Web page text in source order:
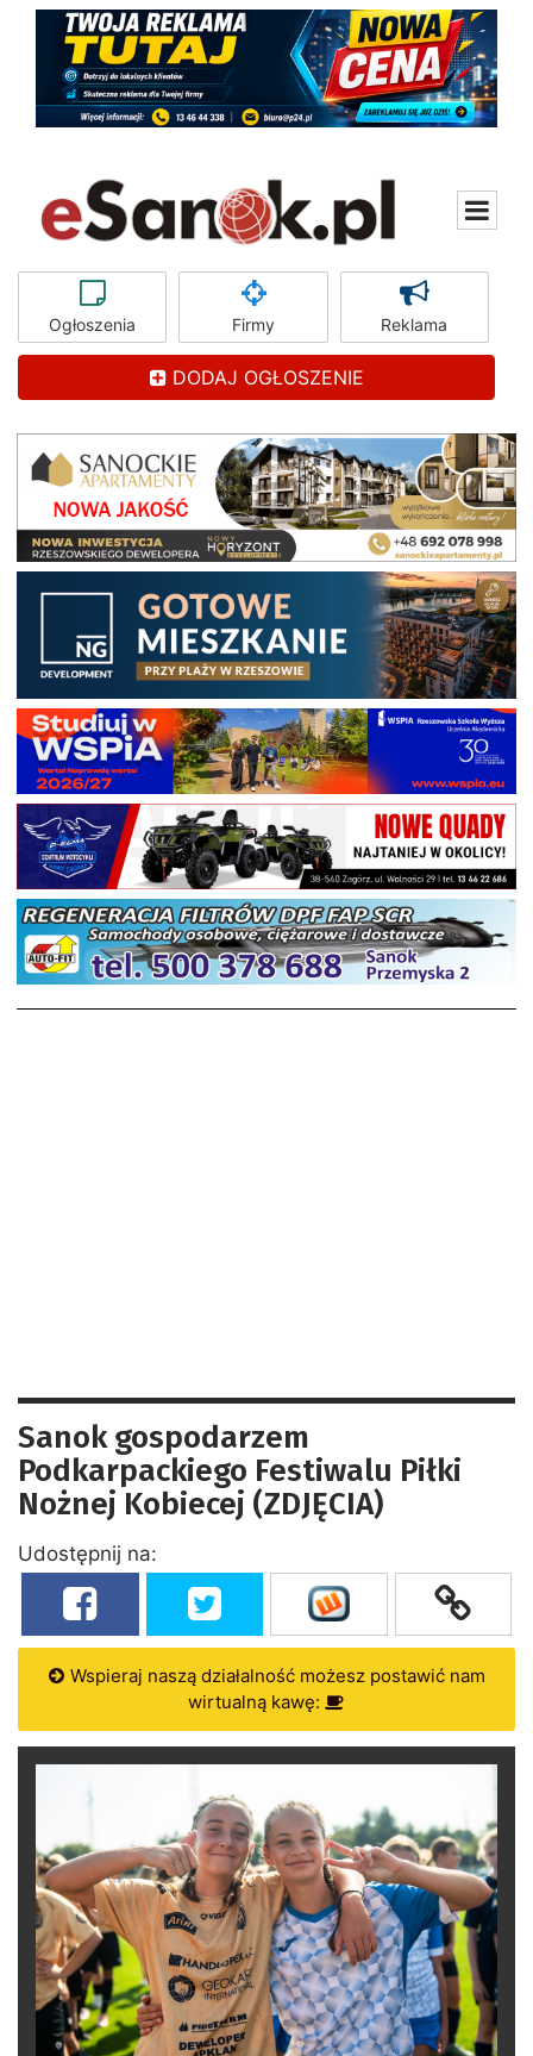
Ogłoszenia Firmy Reklama
DODAJ OGŁOSZENIE
Sanok gospodarzem
Podkarpackiego Festiwalu Piłki
Nożnej Kobiecej (ZDJĘCIA)
Udostępnij na:
Wspieraj naszą działalność możesz postawić nam
wirtualną kawę: